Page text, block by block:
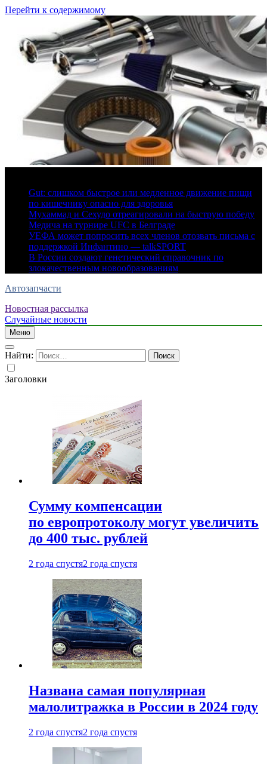
Перейти к содержимому
Gut: слишком быстрое или медленное движение пищи
по кишечнику опасно для здоровья
Мухаммад и Сехудо отреагировали на быструю победу
Медича на турнире UFC в Белграде
УЕФА может попросить всех членов отозвать письма с
поддержкой Инфантино — talkSPORT
В России создают генетический справочник по
злокачественным новообразованиям
Автозапчасти
Новостная рассылка
Случайные новости
Меню
Найти:
Заголовки
Сумму компенсации
по европротоколу могут увеличить
до 400 тыс. рублей
2 года спустя2 года спустя
Названа самая популярная
малолитражка в России в 2024 году
2 года спустя2 года спустя